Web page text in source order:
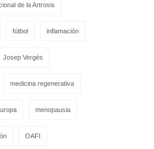
de la Artrosis
fútbol inflamación
Josep Vergés
medicina regenerativa
menopausia
OAFI